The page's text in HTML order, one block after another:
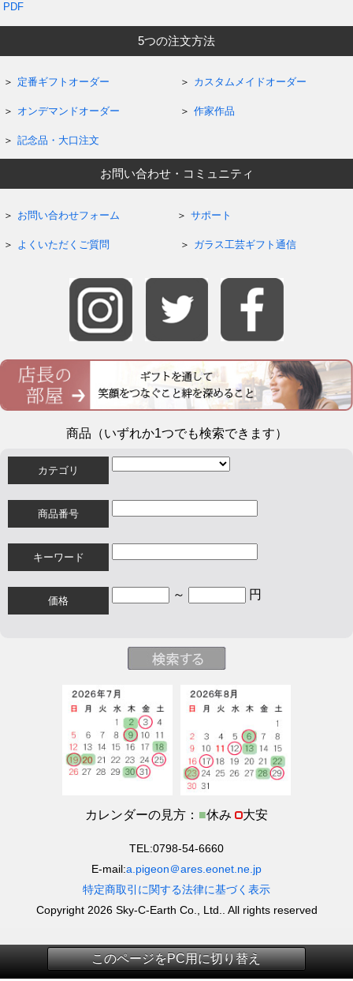
PDF
5つの注文方法
定番ギフトオーダー カスタムメイドオーダー
オンデマンドオーダー 作家作品
記念品・大口注文
お問い合わせ・コミュニティ
お問い合わせフォーム サポート
よくいただくご質問 ガラス工芸ギフト通信
商品（いずれか1つでも検索できます）
カテゴリ
商品番号
キーワード
価格 ～ 円
カレンダーの見方： ■休み 大安
TEL:0798-54-6660
E-mail:a.pigeon＠ares.eonet.ne.jp
特定商取引に関する法律に基づく表示
Copyright 2026 Sky-C-Earth Co., Ltd.. All rights reserved
このページをPC用に切り替え